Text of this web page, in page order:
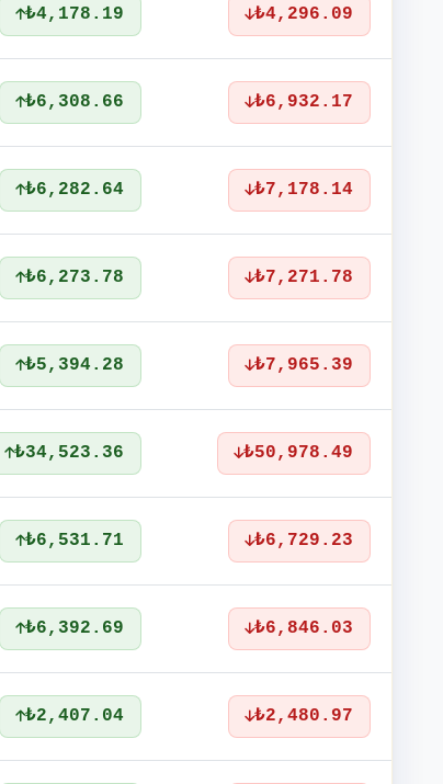
₺4,178.19 ₺4,296.09
₺6,308.66 ₺6,932.17
₺6,282.64 ₺7,178.14
₺6,273.78 ₺7,271.78
₺5,394.28 ₺7,965.39
₺34,523.36 ₺50,978.49
₺6,531.71 ₺6,729.23
₺6,392.69 ₺6,846.03
₺2,407.04 ₺2,480.97